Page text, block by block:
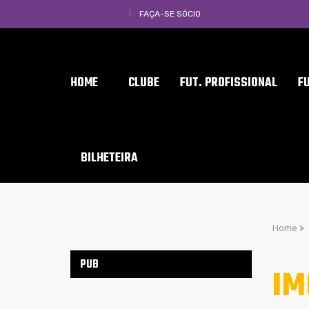
FAÇA-SE SÓCIO
HOME CLUBE FUT. PROFISSIONAL
BILHETEIRA
Home >
PUB